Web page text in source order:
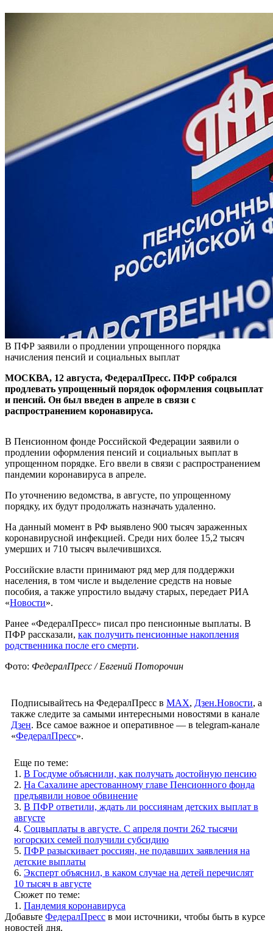
В ПФР заявили о продлении упрощенного порядка
начисления пенсий и социальных выплат
МОСКВА, 12 августа, ФедералПресс. ПФР собрался
продлевать упрощенный порядок оформления соцвыплат
и пенсий. Он был введен в апреле в связи с
распространением коронавируса.
В Пенсионном фонде Российской Федерации заявили о
продлении оформления пенсий и социальных выплат в
упрощенном порядке. Его ввели в связи с распространением
пандемии коронавируса в апреле.
По уточнению ведомства, в августе, по упрощенному
порядку, их будут продолжать назначать удаленно.
На данный момент в РФ выявлено 900 тысяч зараженных
коронавирусной инфекцией. Среди них более 15,2 тысяч
умерших и 710 тысяч вылечившихся.
Российские власти принимают ряд мер для поддержки
населения, в том числе и выделение средств на новые
пособия, а также упростило выдачу старых, передает РИА
«Новости».
Ранее «ФедералПресс» писал про пенсионные выплаты. В
ПФР рассказали, как получить пенсионные накопления
родственника после его смерти.
Фото: ФедералПресс / Евгений Поторочин
Подписывайтесь на ФедералПресс в МАХ, Дзен.Новости, а
также следите за самыми интересными новостями в канале
Дзен. Все самое важное и оперативное — в telegram-канале
«ФедералПресс».
Еще по теме:
1. В Госдуме объяснили, как получать достойную пенсию
2. На Сахалине арестованному главе Пенсионного фонда
предъявили новое обвинение
3. В ПФР ответили, ждать ли россиянам детских выплат в
августе
4. Соцвыплаты в августе. С апреля почти 262 тысячи
югорских семей получили субсидию
5. ПФР разыскивает россиян, не подавших заявления на
детские выплаты
6. Эксперт объяснил, в каком случае на детей перечислят
10 тысяч в августе
Сюжет по теме:
1. Пандемия коронавируса
Добавьте ФедералПресс в мои источники, чтобы быть в курсе
новостей дня.